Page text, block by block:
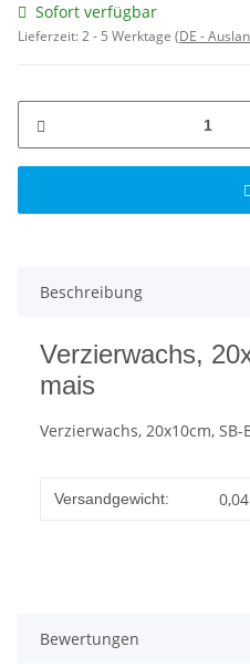
Sofort verfügbar
Lieferzeit:2 - 5 Werktage (DE -
Beschreibung
Verzierwachs,
mais
Verzierwachs, 20x10cm,
Versandgewicht:
Bewertungen